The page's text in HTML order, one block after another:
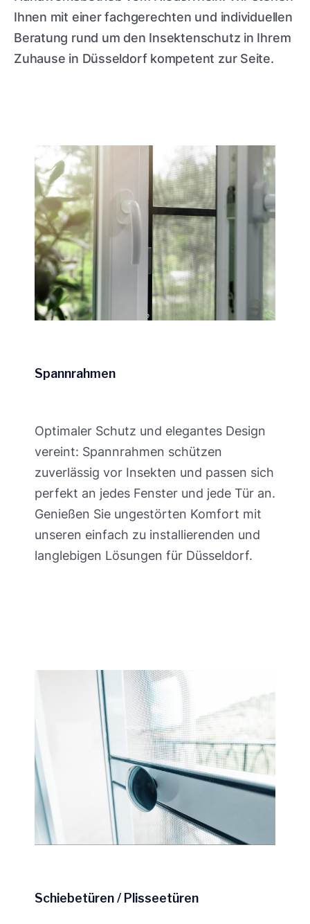
Ihnen mit einer fachgerechten und individuellen
Beratung rund um den Insektenschutz in Ihrem
Zuhause in Düsseldorf kompetent zur Seite.
Spannrahmen
Optimaler Schutz und elegantes Design
vereint: Spannrahmen schützen
zuverlässig vor Insekten und passen sich
perfekt an jedes Fenster und jede Tür an.
Genießen Sie ungestörten Komfort mit
unseren einfach zu installierenden und
langlebigen Lösungen für Düsseldorf.
Schiebetüren / Plisseetüren